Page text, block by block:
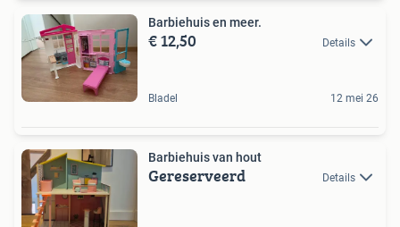
Barbiehuis en meer.
€ 12,50 Details
Bladel 12 mei 26
Barbiehuis van hout
Gereserveerd Details